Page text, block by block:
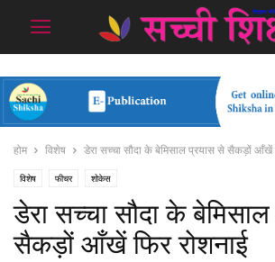
होम विशेष डेरा सच्चा सौदा के बेमिसाल प्रयास से सैकड़ों आँखें
विशेष फीचर शोकेस
डेरा सच्चा सौदा के
सैकड़ों आँखें फिर रोशनाई